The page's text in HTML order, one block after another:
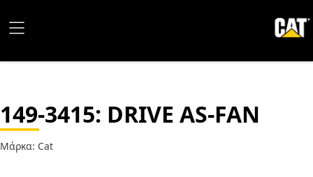
149-3415: DRIVE AS-FAN
Μάρκα: Cat